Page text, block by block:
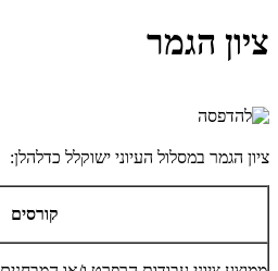
ציון הגמר
ציון הגמר במסלול העיוני ישוקלל כדלהלן:
קורסים